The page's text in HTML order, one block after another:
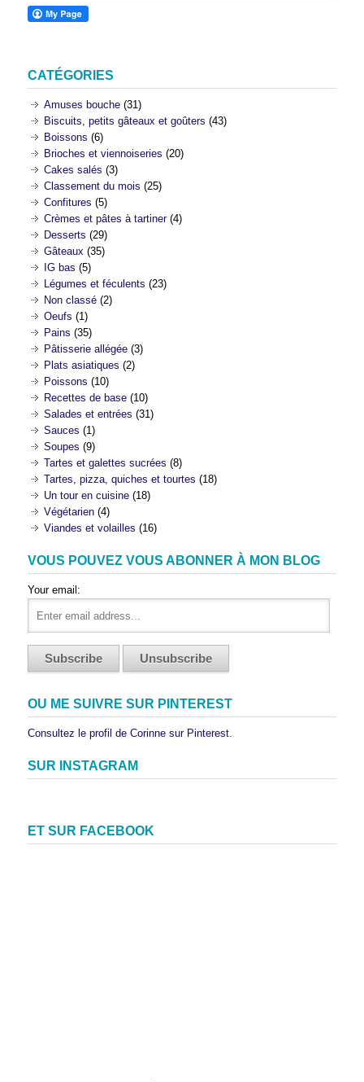
CATÉGORIES
Amuses bouche (31)
Biscuits, petits gâteaux et goûters (43)
Boissons (6)
Brioches et viennoiseries (20)
Cakes salés (3)
Classement du mois (25)
Confitures (5)
Crèmes et pâtes à tartiner(4)
Desserts (29)
Gâteaux (35)
IG bas (5)
Légumes et féculents (23)
Non classé (2)
Oeufs (1)
Pains (35)
Pâtisserie allégée (3)
Plats asiatiques (2)
Poissons (10)
Recettes de base (10)
Salades et entrées (31)
Sauces (1)
Soupes (9)
Tartes et galettes sucrées (8)
Tartes, pizza, quiches et tourtes (18)
Un tour en cuisine (18)
Végétarien (4)
Viandes et volailles (16)
VOUS POUVEZ VOUS ABONNER À MON BLOG
Your email:
OU ME SUIVRE SUR PINTEREST
Consultez le profil de Corinne sur Pinterest.
SUR INSTAGRAM
ET SUR FACEBOOK